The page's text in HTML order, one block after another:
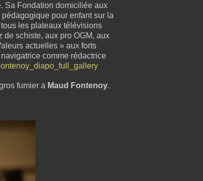
Sa Fondation domiciliée aux
pour enfant sur la
les plateaux télévisions
de schiste, aux pro OGM, aux
actuelles » aux forts
comme rédactrice
fumier a Maud Fontenoy.